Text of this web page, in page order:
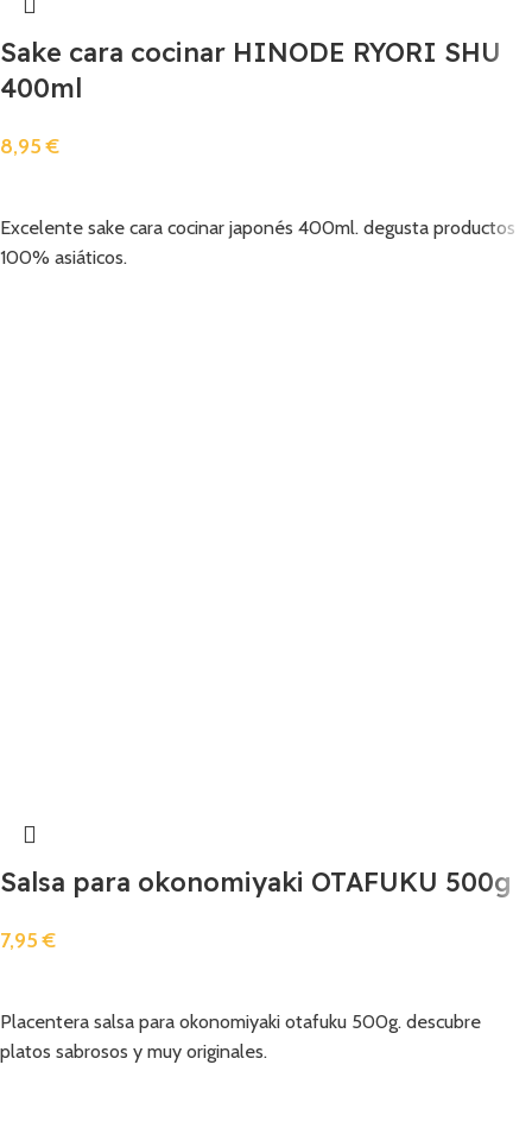
Sake cara cocinar HINODE RYORI SHU
400ml
8,95€
Excelente sake cara cocinar japonés 400ml. degusta productos
100% asiáticos.
Salsa para okonomiyaki OTAFUKU 500g
7,95€
Placentera salsa para okonomiyaki otafuku 500g. descubre
platos sabrosos y muy originales.